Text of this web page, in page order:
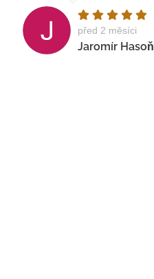
před 2 měsíci
Jaromír Hasoň